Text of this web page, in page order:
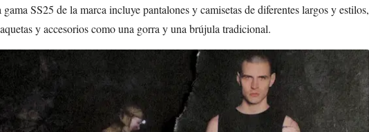
gama SS25 de la marca incluye pantalones y camisetas de diferentes largos y estilos,
y accesorios como una gorra y una brújula tradicional.